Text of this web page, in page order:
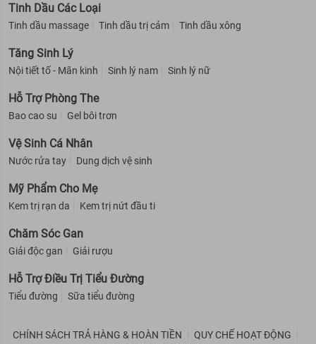
Tinh Dầu Các Loại
Tinh dầu massage Tinh dầu trị cảm Tinh dầu xông
Tăng Sinh Lý
Nội tiết tố - Mãn kinh Sinh lý nam Sinh lý nữ
Hỗ Trợ Phòng The
Bao cao su Gel bôi trơn
Vệ Sinh Cá Nhân
Nước rửa tay Dung dịch vệ sinh
Mỹ Phẩm Cho Mẹ
Kem trị rạn da Kem trị nứt đầu ti
Chăm Sóc Gan
Giải độc gan Giải rượu
Hỗ Trợ Điều Trị Tiểu Đường
Tiểu đường Sữa tiểu đường
CHÍNH SÁCH TRẢ HÀNG & HOÀN TIỀN
QUY CHẾ HOẠT ĐỘNG